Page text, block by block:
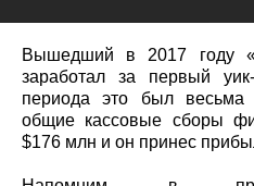
Вышедший в 2017 году
заработал за первый
периода это был весьма
общие кассовые сборы
$176 млн и он принес